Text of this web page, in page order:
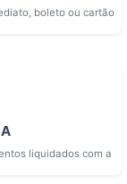
boleto ou cartão
liquidados com a